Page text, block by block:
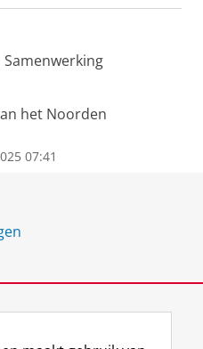
het Noorden
07:41